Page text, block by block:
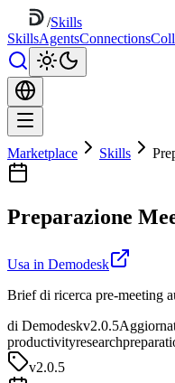
/Skills
SkillsAgentsConnections
Marketplace Skills
Preparazione
Usa in Demodesk
Brief di ricerca pre-meeting
di Demodeskv2.0.5
productivityresearch
v2.0.5